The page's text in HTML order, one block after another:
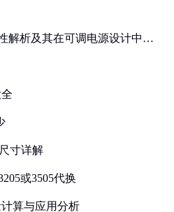
解析及其在可调电源设计中的
寸详解
或3505代换
算与应用分析